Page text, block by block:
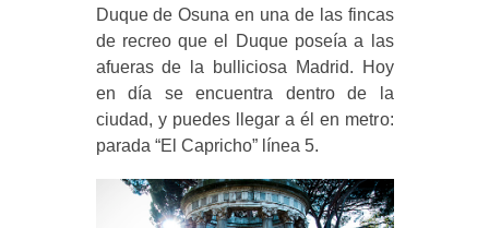
Duque de Osuna en una de las fincas
de recreo que el Duque poseía a las
afueras de la bulliciosa Madrid. Hoy
en día se encuentra dentro de la
ciudad, y puedes llegar a él en metro:
parada “El Capricho” línea 5.